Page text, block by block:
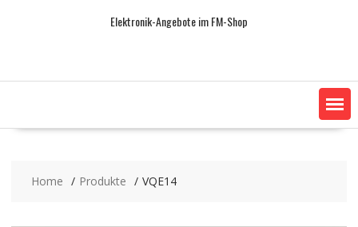
Elektronik-Angebote im FM-Shop
Home Produkte VQE14